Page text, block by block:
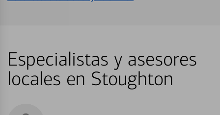
Especialistas y asesores
locales en Stoughton